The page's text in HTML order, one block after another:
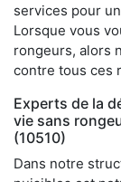
services pour
Lorsque vous
rongeurs, alors
contre tous ces
Experts de la
vie sans
(10510)
Dans notre